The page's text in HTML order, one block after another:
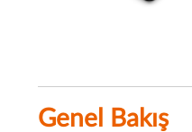
Genel Bakış